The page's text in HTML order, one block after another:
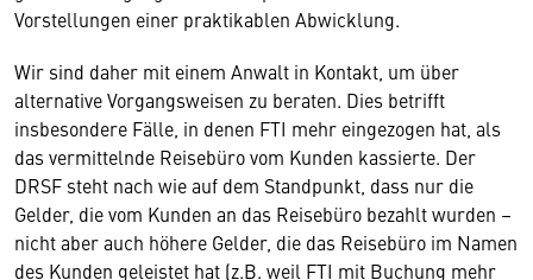
Vorstellungen einer praktikablen Abwicklung.
Wir sind daher mit einem Anwalt in Kontakt, um über
alternative Vorgangsweisen zu beraten. Dies betrifft
insbesondere Fälle, in denen FTI mehr eingezogen hat, als
das vermittelnde Reisebüro vom Kunden kassierte. Der
DRSF steht nach wie auf dem Standpunkt, dass nur die
Gelder, die vom Kunden an das Reisebüro bezahlt wurden –
nicht aber auch höhere Gelder, die das Reisebüro im Namen
des Kunden geleistet hat (z.B. weil FTI mit Buchung mehr